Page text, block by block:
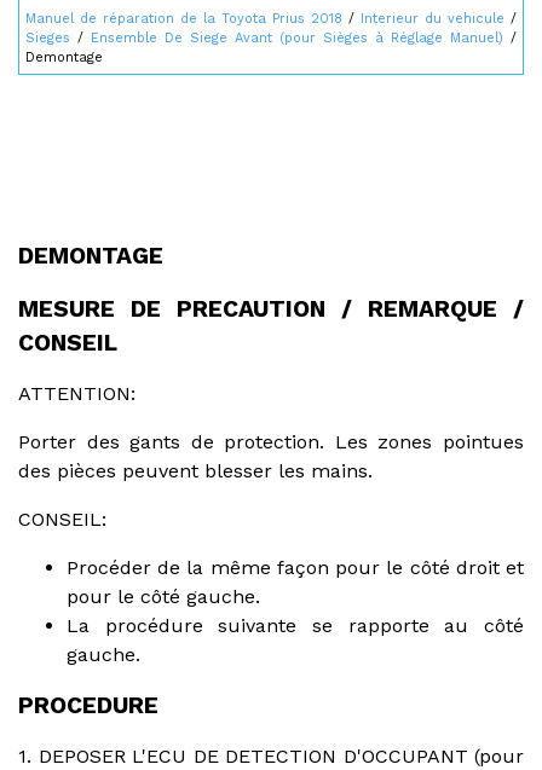
Manuel de réparation de la Toyota Prius 2018 / Interieur du vehicule /
Sieges / Ensemble De Siege Avant (pour Sièges à Réglage Manuel) /
Demontage
DEMONTAGE
MESURE DE PRECAUTION / REMARQUE /
CONSEIL
ATTENTION:
Porter des gants de protection. Les zones pointues
des pièces peuvent blesser les mains.
CONSEIL:
Procéder de la même façon pour le côté droit et
pour le côté gauche.
La procédure suivante se rapporte au côté
gauche.
PROCEDURE
1. DEPOSER L'ECU DE DETECTION D'OCCUPANT (pour